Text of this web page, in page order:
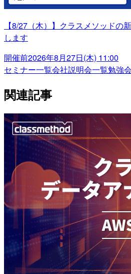
【8/27（木）】クラスメソッドの
します
開催前2026年8月27日(木) 11:00
セミナー一覧会社説明会一覧勉強
関連記事